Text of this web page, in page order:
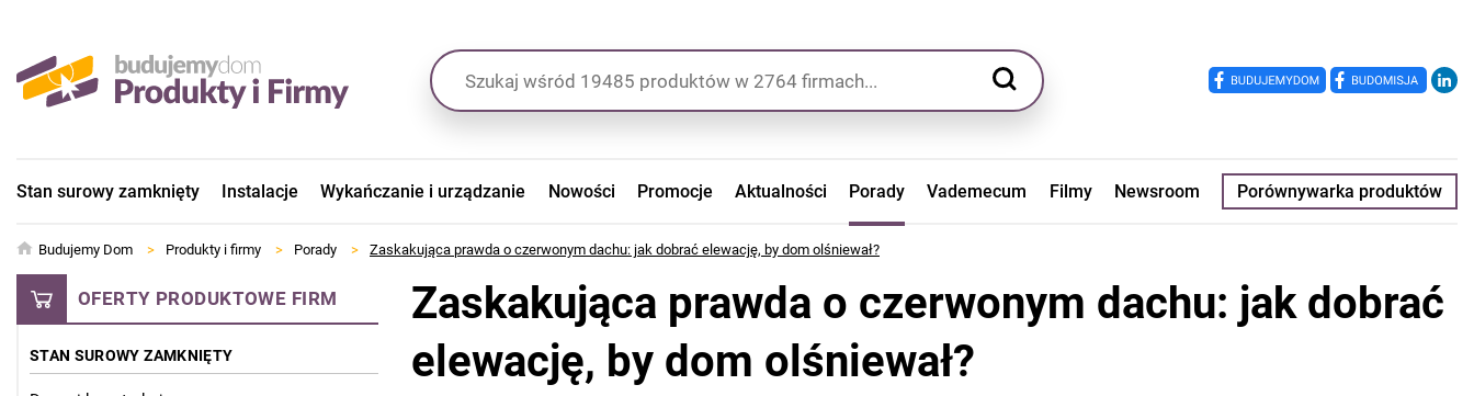
Stan surowy zamknięty Instalacje Wykańczanie i urządzanie Nowości Promocje Aktualności Porady Vademecum Filmy Newsroom Porównywarka produktów
Budujemy Dom > Produkty i firmy > Porady > Zaskakująca prawda o czerwonym dachu: jak dobrać elewację, by dom olśniewał?
OFERTY PRODUKTOWE FIRM
STAN SUROWY ZAMKNIĘTY
Zaskakująca prawda o czerwonym dachu: jak dobrać
elewację, by dom olśniewał?